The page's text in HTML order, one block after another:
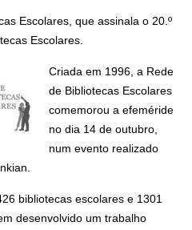
Escolares, que assinala o 20 .º
Escolares.
Criada em 1996, a Rede
de Bibliotecas Escolares
comemorou a efeméride
no dia 14 de outubro,
num evento realizado
bibliotecas escolares e 1301
desenvolvido um trabalho